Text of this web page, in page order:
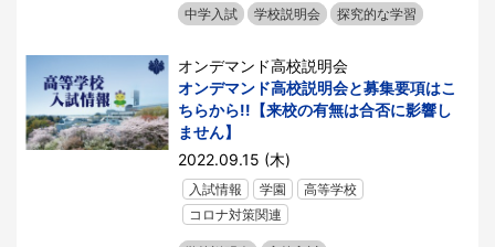
中学入試 学校説明会 探究的な学習
オンデマンド高校説明会
オンデマンド高校説明会と募集要項はこ
ちらから!!【来校の有無は合否に影響し
ません】
2022.09.15 (木)
入試情報 学園
高等学校
コロナ対策関連